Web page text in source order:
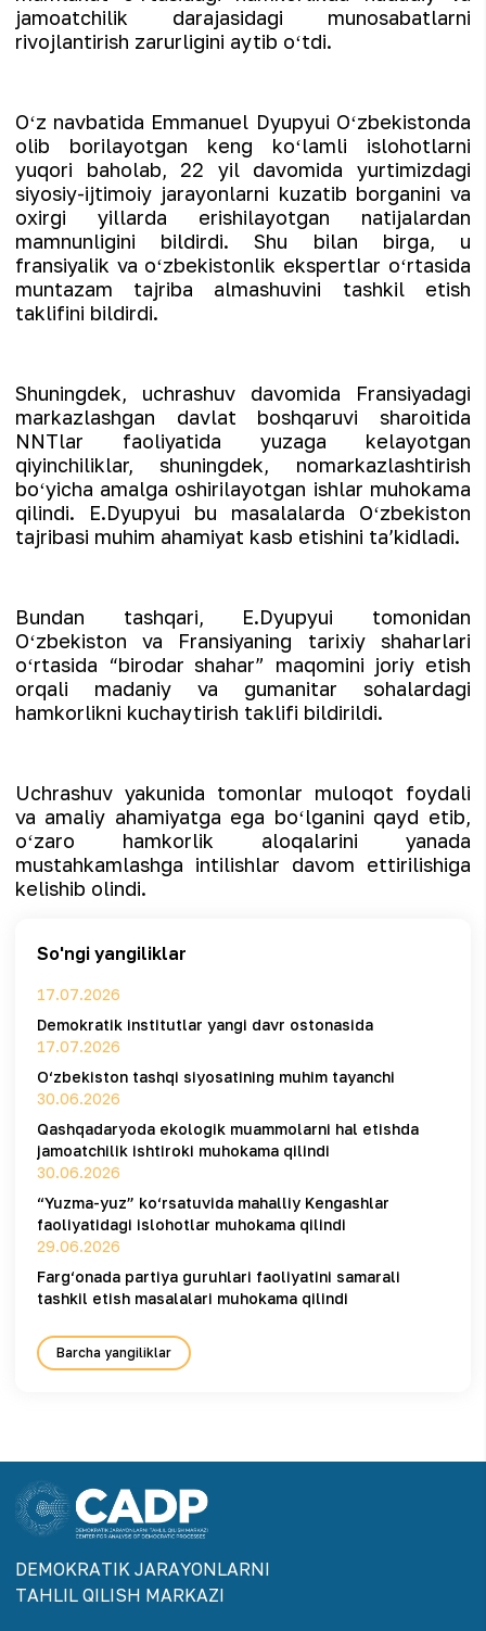
jamoatchilik darajasidagi munosabatlarni
rivojlantirish zarurligini aytib oʻtdi.
Oʻz navbatida Emmanuel Dyupyui Oʻzbekistonda
olib borilayotgan keng koʻlamli islohotlarni
yuqori baholab, 22 yil davomida yurtimizdagi
siyosiy-ijtimoiy jarayonlarni kuzatib borganini va
oxirgi yillarda erishilayotgan natijalardan
mamnunligini bildirdi. Shu bilan birga, u
fransiyalik va oʻzbekistonlik ekspertlar oʻrtasida
muntazam tajriba almashuvini tashkil etish
taklifini bildirdi.
Shuningdek, uchrashuv davomida Fransiyadagi
markazlashgan davlat boshqaruvi sharoitida
NNTlar faoliyatida yuzaga kelayotgan
qiyinchiliklar, shuningdek, nomarkazlashtirish
boʻyicha amalga oshirilayotgan ishlar muhokama
qilindi. E.Dyupyui bu masalalarda Oʻzbekiston
tajribasi muhim ahamiyat kasb etishini taʼkidladi.
Bundan tashqari, E.Dyupyui tomonidan
Oʻzbekiston va Fransiyaning tarixiy shaharlari
oʻrtasida “birodar shahar” maqomini joriy etish
orqali madaniy va gumanitar sohalardagi
hamkorlikni kuchaytirish taklifi bildirildi.
Uchrashuv yakunida tomonlar muloqot foydali
va amaliy ahamiyatga ega boʻlganini qayd etib,
oʻzaro hamkorlik aloqalarini yanada
mustahkamlashga intilishlar davom ettirilishiga
kelishib olindi.
So'ngi yangiliklar
17.07.2026
Demokratik institutlar yangi davr ostonasida
17.07.2026
O‘zbekiston tashqi siyosatining muhim tayanchi
30.06.2026
Qashqadaryoda ekologik muammolarni hal etishda
jamoatchilik ishtiroki muhokama qilindi
30.06.2026
“Yuzma-yuz” ko‘rsatuvida mahalliy Kengashlar
faoliyatidagi islohotlar muhokama qilindi
29.06.2026
Farg‘onada partiya guruhlari faoliyatini samarali
tashkil etish masalalari muhokama qilindi
Barcha yangiliklar
DEMOKRАTIK JАRАYONLАRNI
TАHLIL QILISH MАRKАZI